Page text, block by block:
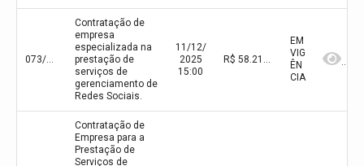
073/2025
Contratação de
empresa
especializada na
prestação de
serviços de
gerenciamento de
Redes Sociais.
11/12/
2025
15:00
R$ 58.210,32(valor inicial) R$ 58.210,32(valor atualizado)
EM
VIG
ÊN
CIA
Contratação de
Empresa para a
Prestação de
Serviços de